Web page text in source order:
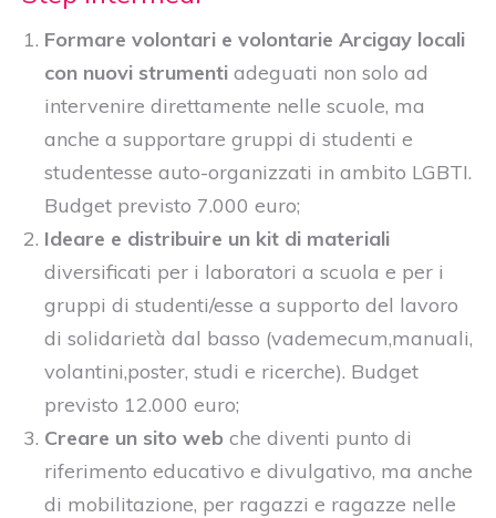
Formare volontari e volontarie Arcigay locali
con nuovi strumenti adeguati non solo ad
intervenire direttamente nelle scuole, ma
anche a supportare gruppi di studenti e
studentesse auto-organizzati in ambito LGBTI.
Budget previsto 7.000 euro;
Ideare e distribuire un kit di materiali
diversificati per i laboratori a scuola e per i
gruppi di studenti/esse a supporto del lavoro
di solidarietà dal basso (vademecum,manuali,
volantini,poster, studi e ricerche). Budget
previsto 12.000 euro;
Creare un sito web che diventi punto di
riferimento educativo e divulgativo, ma anche
di mobilitazione, per ragazzi e ragazze nelle